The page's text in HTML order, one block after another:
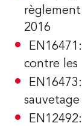
2016
contre